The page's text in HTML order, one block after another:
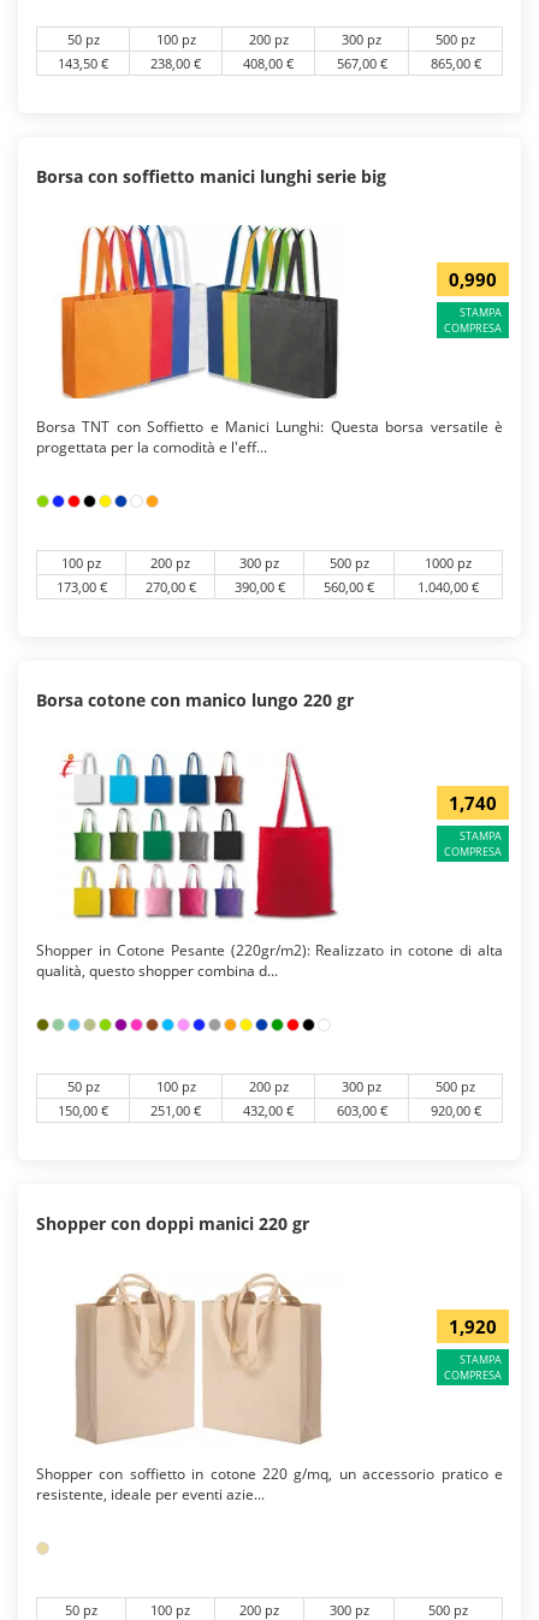
50 pz 100 pz 200 pz 300 pz
500 pz
143,50 €
238,00 € 408,00 € 567,00 € 865,00 €
Borsa con soffietto manici lunghi serie big
0,990
STAMPA
COMPRESA
Borsa TNT con Soffietto e Manici Lunghi: Questa borsa versatile è
progettata per la comodità e l'eff...
100 pz 200 pz 300 pz 500 pz
1000 pz
173,00 €
270,00 € 390,00 € 560,00 € 1.040,00 €
Borsa cotone con manico lungo 220 gr
1,740
STAMPA
COMPRESA
Shopper in Cotone Pesante (220gr/m2): Realizzato in cotone di alta
qualità, questo shopper combina d...
50 pz 100 pz 200 pz 300 pz
500 pz
150,00 €
251,00 € 432,00 € 603,00 € 920,00 €
Shopper con doppi manici 220 gr
1,920
STAMPA
COMPRESA
Shopper con soffietto in cotone 220 g/mq, un accessorio pratico e
resistente, ideale per eventi azie...
50 pz 100 pz 200 pz 300 pz
500 pz